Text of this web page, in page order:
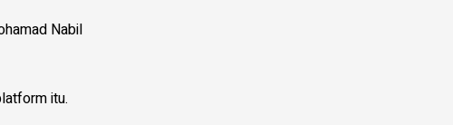
Nabil
itu.